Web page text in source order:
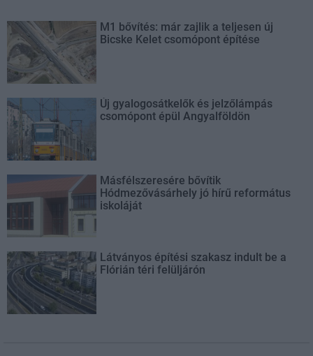
M1 bővítés: már zajlik a teljesen új
Bicske Kelet csomópont építése
Új gyalogosátkelők és jelzőlámpás
csomópont épül Angyalföldön
Másfélszeresére bővítik
Hódmezővásárhely jó hírű református
iskoláját
Látványos építési szakasz indult be a
Flórián téri felüljárón